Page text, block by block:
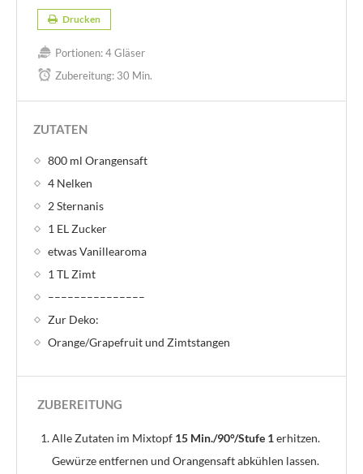
Drucken
Portionen:4 Gläser
Zubereitung: 30 Min.
ZUTATEN
800 ml Orangensaft
4 Nelken
2 Sternanis
1 EL Zucker
etwas Vanillearoma
1 TL Zimt
–––––––––––––––
Zur Deko:
Orange/Grapefruit und Zimtstangen
ZUBEREITUNG
Alle Zutaten im Mixtopf 15 Min./90°/Stufe 1erhitzen.
Gewürze entfernen und Orangensaft abkühlen lassen.